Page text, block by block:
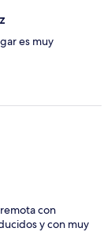
es muy
con
y con muy